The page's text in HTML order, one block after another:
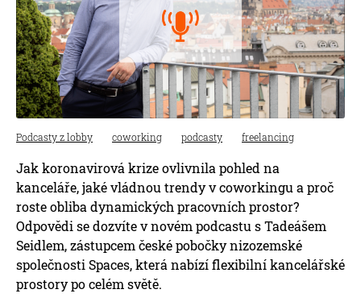
Podcasty z lobby coworking podcasty freelancing
Jak koronavirová krize ovlivnila pohled na
kanceláře, jaké vládnou trendy v coworkingu a proč
roste obliba dynamických pracovních prostor?
Odpovědi se dozvíte v novém podcastu s Tadeášem
Seidlem, zástupcem české pobočky nizozemské
společnosti Spaces, která nabízí flexibilní kancelářské
prostory po celém světě.